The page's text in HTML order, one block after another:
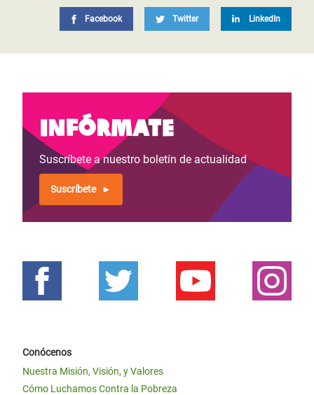
Facebook Twitter LinkedIn
Infórmate
Suscríbete a nuestro boletín de actualidad
Suscríbete
Conócenos
Nuestra Misión, Visión, y Valores
Cómo Luchamos Contra la Pobreza